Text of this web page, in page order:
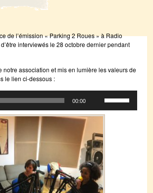
de l’émission « Parking 2 Roues » à Radio
interviewés le 28 octobre dernier pendant
association et mis en lumière les valeurs de
le lien ci-dessous :
00:00
les
flèches